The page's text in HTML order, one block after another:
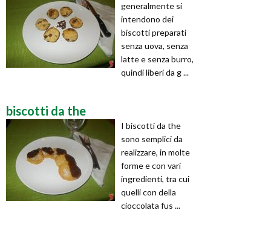
generalmente si
intendono dei
biscotti preparati
senza uova, senza
latte e senza burro,
quindi liberi da g ...
biscotti da the
I biscotti da the
sono semplici da
realizzare, in molte
forme e con vari
ingredienti, tra cui
quelli con della
cioccolata fus ...